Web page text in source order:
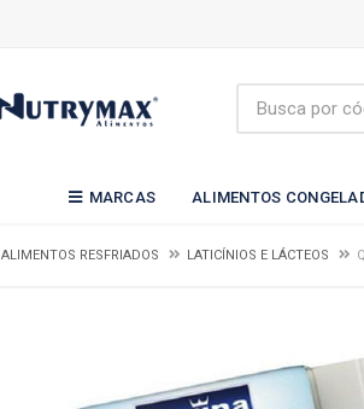
MARCAS ALIMENTOS
ALIMENTOS RESFRIADOS LATICÍNIOS E LÁCTEOS